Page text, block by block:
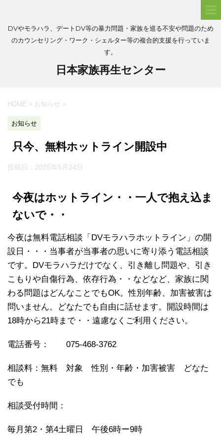
DVやモラハラ、デートDV等の暴力問題・家族を巡る不安や問題のため
のカウンセリング・ワーク・シェルター等の複合的支援を行っていま
す。
日本家族再生センター
HOME > お知らせ >
お知らせ
只今、無料ホットライン開設中
投稿日： 2025年5月24日
今夜はホットライン・・一人で抱え込ま
ないで・・
今夜は無料電話相談「DVモラハラホットライン」の開
設日・・・当事者が当事者の思いに寄り添う電話相談
です。DVモラハラだけでなく、引き離し問題や、引き
こもりや自傷行為、依存行為・・などなど、家族に関
わる問題はどんなことでもOK。性別年齢、加害被害は
問いません。どなたでも自由に話せます。開設時間は
18時から21時まで・・遠慮なくご利用ください。
電話番号： 075-468-3762
相談料：無料 対象 性別・年齢・加害被害 どなた
でも
相談受付時間：
毎月第2・第4土曜日 午後6時ー9時